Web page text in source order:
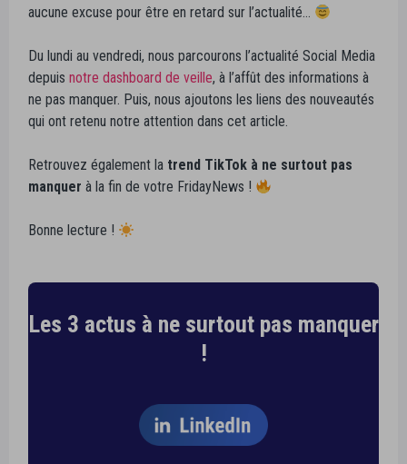
aucune excuse pour être en retard sur l’actualité…
Du lundi au vendredi, nous parcourons l’actualité Social Media
depuis notre dashboard de veille, à l’affût des informations à
ne pas manquer. Puis, nous ajoutons les liens des nouveautés
qui ont retenu notre attention dans cet article.
Retrouvez également la trend TikTok à ne surtout pas
manquer à la fin de votre FridayNews !
Bonne lecture !
Les 3 actus à ne surtout pas manquer
!